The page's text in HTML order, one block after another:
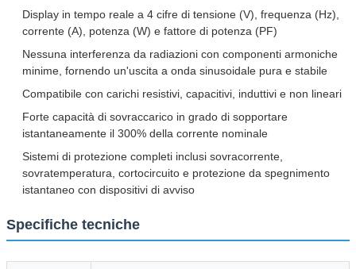
Display in tempo reale a 4 cifre di tensione (V), frequenza (Hz),
corrente (A), potenza (W) e fattore di potenza (PF)
Nessuna interferenza da radiazioni con componenti armoniche
minime, fornendo un'uscita a onda sinusoidale pura e stabile
Compatibile con carichi resistivi, capacitivi, induttivi e non lineari
Forte capacità di sovraccarico in grado di sopportare
istantaneamente il 300% della corrente nominale
Sistemi di protezione completi inclusi sovracorrente,
sovratemperatura, cortocircuito e protezione da spegnimento
istantaneo con dispositivi di avviso
Specifiche tecniche